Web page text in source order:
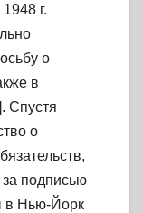
г.
о
в
Спустя
о
подписью
в Нью-Йорк